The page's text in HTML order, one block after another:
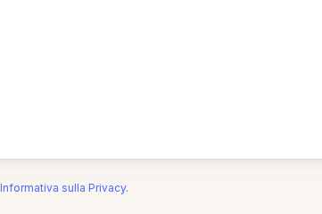
Informativa sulla Privacy.